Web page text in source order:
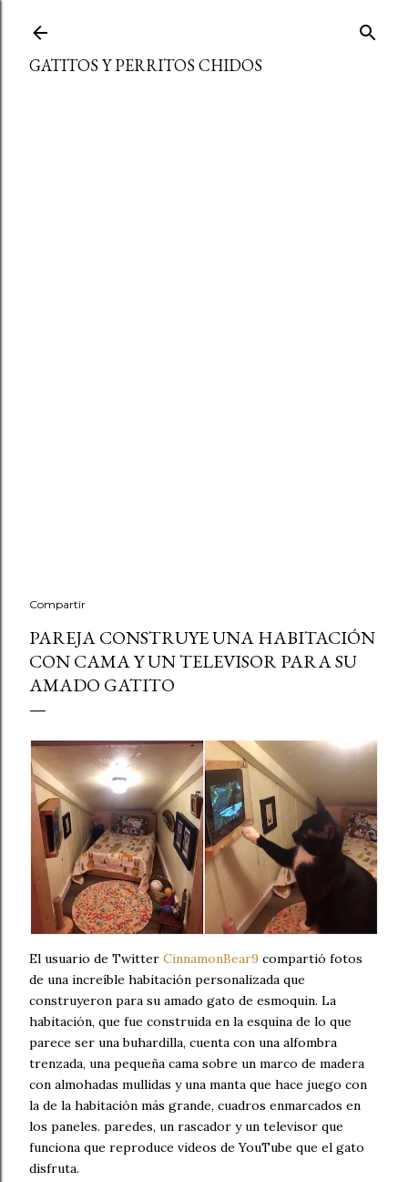
GATITOS Y PERRITOS CHIDOS
Compartir
PAREJA CONSTRUYE UNA HABITACIÓN
CON CAMA Y UN TELEVISOR PARA SU
AMADO GATITO
El usuario de Twitter CinnamonBear9 compartió fotos
de una increíble habitación personalizada que
construyeron para su amado gato de esmoquin. La
habitación, que fue construida en la esquina de lo que
parece ser una buhardilla, cuenta con una alfombra
trenzada, una pequeña cama sobre un marco de madera
con almohadas mullidas y una manta que hace juego con
la de la habitación más grande, cuadros enmarcados en
los paneles. paredes, un rascador y un televisor que
funciona que reproduce videos de YouTube que el gato
disfruta.